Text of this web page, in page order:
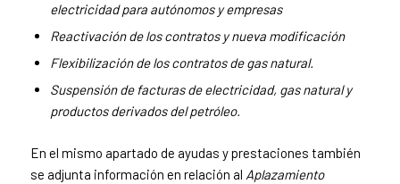
electricidad para autónomos y empresas
Reactivación de los contratos y nueva modificación
Flexibilización de los contratos de gas natural.
Suspensión de facturas de electricidad, gas natural y
productos derivados del petróleo.
En el mismo apartado de ayudas y prestaciones también
se adjunta información en relación al Aplazamiento